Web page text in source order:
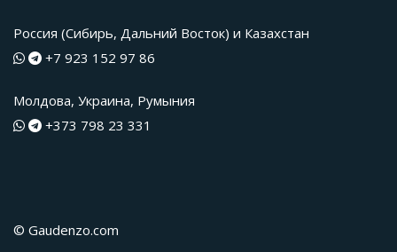
Россия (Сибирь, Дальний Восток) и Казахстан
+7 923 152 97 86
Молдова, Украина, Румыния
+373 798 23 331
© Gaudenzo.com